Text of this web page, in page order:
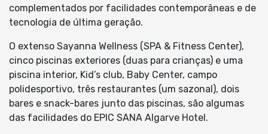
complementados por facilidades contemporâneas e de
tecnologia de última geração.
O extenso Sayanna Wellness (SPA & Fitness Center),
cinco piscinas exteriores (duas para crianças) e uma
piscina interior, Kid’s club, Baby Center, campo
polidesportivo, três restaurantes (um sazonal), dois
bares e snack-bares junto das piscinas, são algumas
das facilidades do EPIC SANA Algarve Hotel.